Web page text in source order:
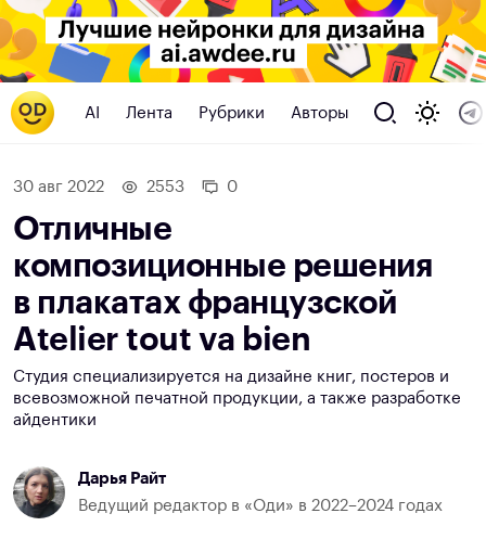
AI Лента Рубрики Авторы
30 авг 2022 2553 0
Отличные
композиционные решения
в плакатах французской
Atelier tout va bien
Студия специализируется на дизайне книг, постеров и
всевозможной печатной продукции, а также разработке
айдентики
Дарья Райт
Ведущий редактор в «Оди» в 2022–2024 годах